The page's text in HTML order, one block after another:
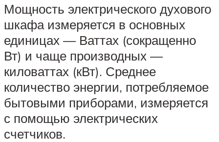
Мощность электрического духового
шкафа измеряется в основных
единицах — Ваттах (сокращенно
Вт) и чаще производных —
киловаттах (кВт). Среднее
количество энергии, потребляемое
бытовыми приборами, измеряется
с помощью электрических
счетчиков.